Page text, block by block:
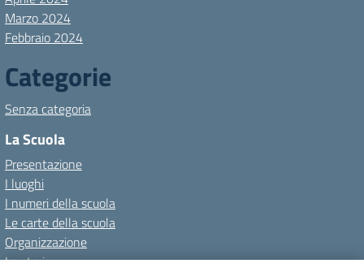
Marzo 2024
Febbraio 2024
Categorie
Senza categoria
La Scuola
Presentazione
I luoghi
I numeri della scuola
Le carte della scuola
Organizzazione
La storia